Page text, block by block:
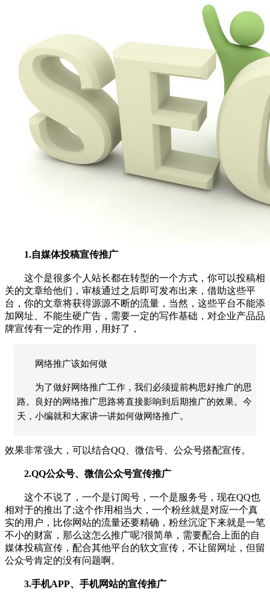
1.自媒体投稿宣传推广
这个是很多个人站长都在转型的一个方式，你可以投稿相
关的文章给他们，审核通过之后即可发布出来，借助这些平
台，你的文章将获得源源不断的流量，当然，这些平台不能添
加网址、不能生硬广告，需要一定的写作基础，对企业产品品
牌宣传有一定的作用，用好了，
网络推广该如何做
为了做好网络推广工作，我们必须提前构思好推广的思
路。良好的网络推广思路将直接影响到后期推广的效果。今
天，小编就和大家讲一讲如何做网络推广。
效果非常强大，可以结合QQ、微信号、公众号搭配宣传。
2.QQ公众号、微信公众号宣传推广
这个不说了，一个是订阅号，一个是服务号，现在QQ也
相对于的推出了;这个作用相当大，一个粉丝就是对应一个真
实的用户，比你网站的流量还要精确，粉丝沉淀下来就是一笔
不小的财富，那么这怎么推广呢?很简单，需要配合上面的自
媒体投稿宣传，配合其他平台的软文宣传，不让留网址，但留
公众号肯定的没有问题啊。
3.手机APP、手机网站的宣传推广